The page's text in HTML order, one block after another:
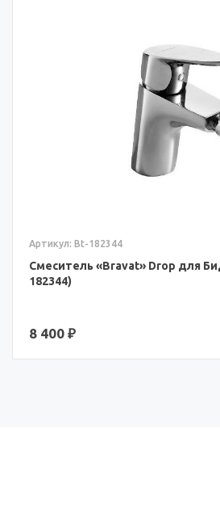
Артикул: Bt-182344
Смеситель «Bravat» Drop для
182344)
8 400 ₽